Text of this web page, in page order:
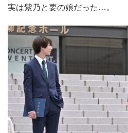
実は紫乃と要の娘だった…。